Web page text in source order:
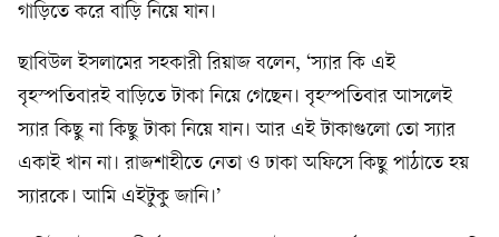
গাড়িতে করে বাড়ি নিয়ে যান।
ছাবিউল ইসলামের সহকারী রিয়াজ বলেন, ‘স্যার কি এই
বৃহস্পতিবারই বাড়িতে টাকা নিয়ে গেছেন। বৃহস্পতিবার আসলেই
স্যার কিছু না কিছু টাকা নিয়ে যান। আর এই টাকাগুলো তো স্যার
একাই খান না। রাজশাহীতে নেতা ও ঢাকা অফিসে কিছু পাঠাতে হয়
স্যারকে। আমি এইটুকু জানি।’